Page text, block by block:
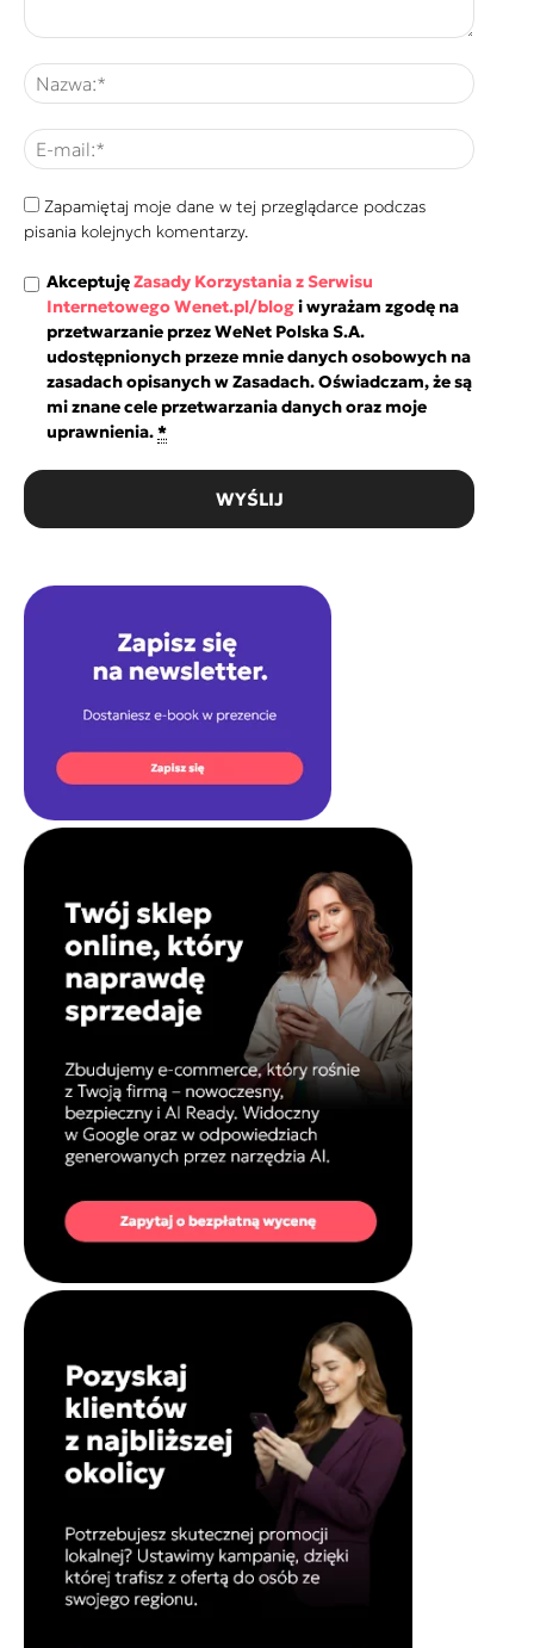
Zapamiętaj moje dane w tej przeglądarce podczas
pisania kolejnych komentarzy.
AkceptujęZasady Korzystania z Serwisu
Internetowego Wenet.pl/blogi wyrażam zgodę na
przetwarzanie przez WeNet Polska S.A.
udostępnionych przeze mnie danych osobowych na
zasadach opisanych w Zasadach. Oświadczam, że są
mi znane cele przetwarzania danych oraz moje
uprawnienia.*